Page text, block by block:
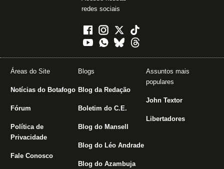
redes sociais
Áreas do Site
Notícias do Botafogo
Fórum
Política de
Privacidade
Fale Conosco
Blogs
Blog da Redação
Boletim do C.E.
Blog do Mansell
Blog do Léo Andrade
Blog do Azambuja
Assuntos mais
populares
John Textor
Libertadores